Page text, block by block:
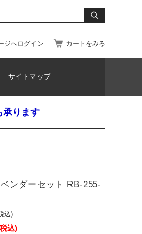
ジへログイン カートをみる
サイトマップ
承ります
ンダーセット RB-255-
込)
込)